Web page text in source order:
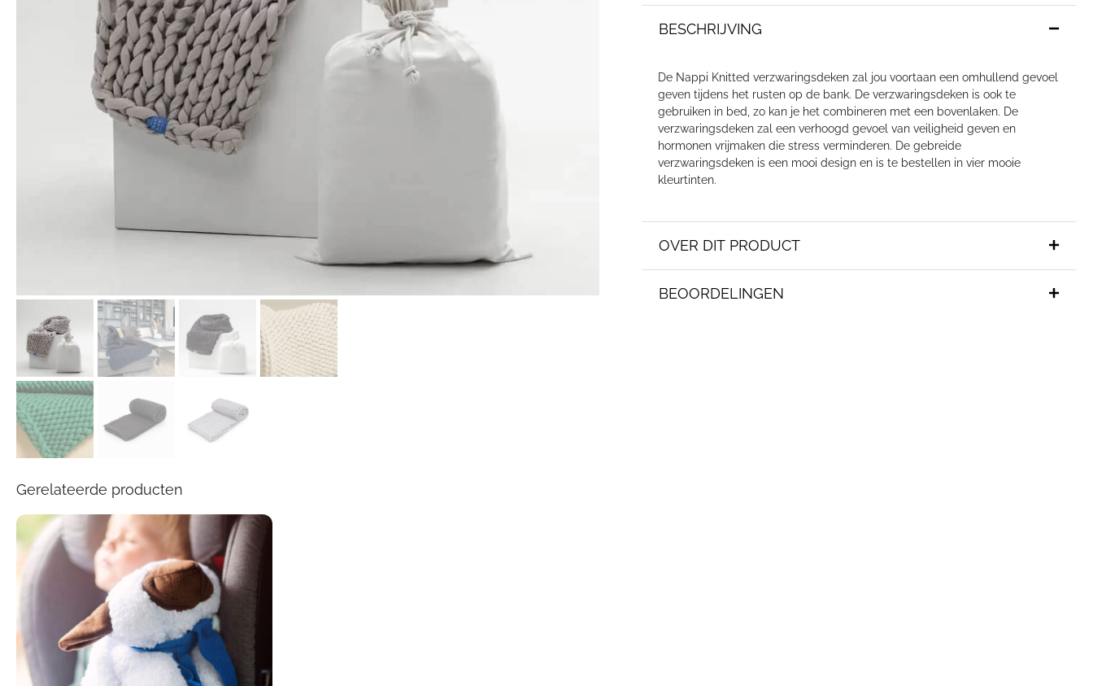
BESCHRIJVING
De Nappi Knitted verzwaringsdeken zal jou voortaan een omhullend gevoel
geven tijdens het rusten op de bank. De verzwaringsdeken is ook te
gebruiken in bed, zo kan je het combineren met een bovenlaken. De
verzwaringsdeken zal een verhoogd gevoel van veiligheid geven en
hormonen vrijmaken die stress verminderen. De gebreide
verzwaringsdeken is een mooi design en is te bestellen in vier mooie
kleurtinten.
OVER DIT PRODUCT
BEOORDELINGEN
Gerelateerde producten